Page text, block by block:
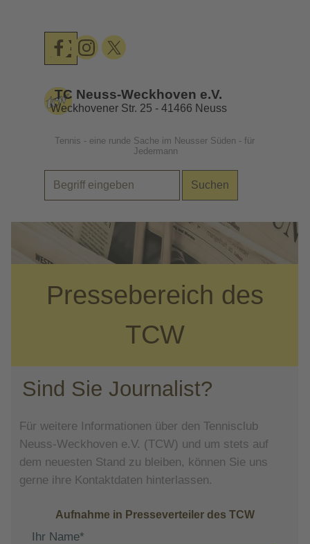
Menü überspringen
TC Neuss-Weckhoven e.V.
Weckhovener Str. 25 - 41466 Neuss
Tennis - eine runde Sache im Neusser Süden - für
Jedermann
Suchen
Pressebereich des
TCW
Sind Sie Journalist?
Für weitere Informationen über den Tennisclub
Neuss-Weckhoven e.V. (TCW) und um stets auf
dem neuesten Stand zu bleiben, können Sie uns
gerne ihre Kontaktdaten hinterlassen.
Aufnahme in Presseverteiler des TCW
Ihr Name*